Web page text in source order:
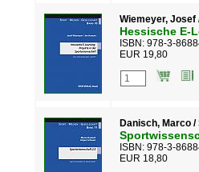
Wiemeyer, Josef
Hessische E-
ISBN: 978-3-
EUR 19,80
Danisch, Marco
ISBN: 978-3-
EUR 18,80